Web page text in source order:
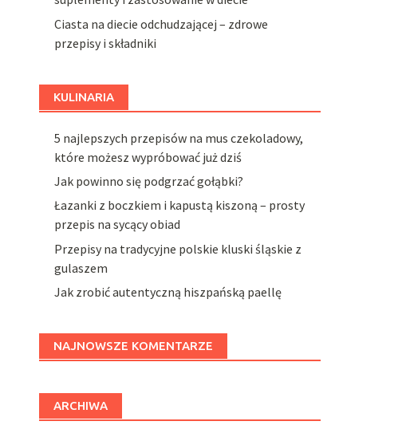
Ciasta na diecie odchudzającej – zdrowe
przepisy i składniki
KULINARIA
5 najlepszych przepisów na mus czekoladowy,
które możesz wypróbować już dziś
Jak powinno się podgrzać gołąbki?
Łazanki z boczkiem i kapustą kiszoną – prosty
przepis na sycący obiad
Przepisy na tradycyjne polskie kluski śląskie z
gulaszem
Jak zrobić autentyczną hiszpańską paellę
NAJNOWSZE KOMENTARZE
ARCHIWA